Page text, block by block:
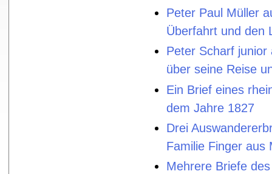
Peter Paul Müller
Überfahrt und den
Peter Scharf
über seine Reise
Ein Brief eines
dem Jahre 1827
Drei
Familie Finger aus
Mehrere Briefe